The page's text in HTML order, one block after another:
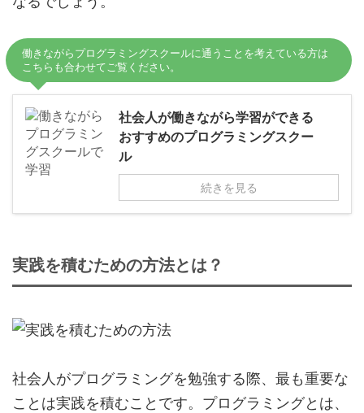
働きながらプログラミングスクールに通うことを考えている方は
こちらも合わせてご覧ください。
社会人が働きながら学習ができる
おすすめのプログラミングスクー
ル
続きを見る
実践を積むための方法とは？
社会人がプログラミングを勉強する際、最も重要な
ことは実践を積むことです。プログラミングとは、